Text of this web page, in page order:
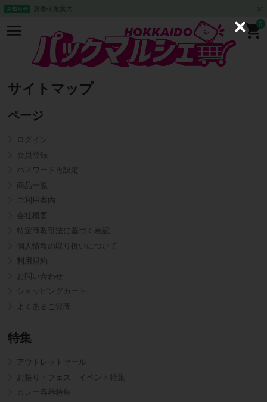
お知らせ 夏季休業案内
0
サイトマップ
ページ
ログイン
会員登録
パスワード再設定
商品一覧
ご利用案内
会社概要
特定商取引法に基づく表記
個人情報の取り扱いについて
利用規約
お問い合わせ
ショッピングカート
よくあるご質問
特集
アウトレットセール
お祭り・フェス イベント特集
カレー容器特集
C